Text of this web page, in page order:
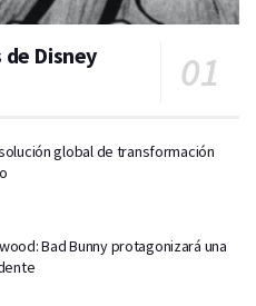
Disney
global de transformación
Bad Bunny protagonizará una